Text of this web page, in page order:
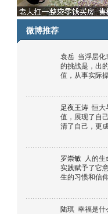
微博推荐
袁岳 当浮层化
的挑战是，出
值，从事实际
足夜王涛 恒大
值，展现了自
清了自己，更
罗崇敏 人的生
实践赋予了它
生的习惯和信仰
陆琪 幸福是什